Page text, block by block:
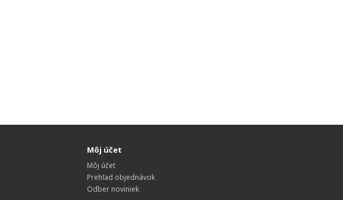
Môj účet
Môj účet
Prehľad objednávok
Odber noviniek